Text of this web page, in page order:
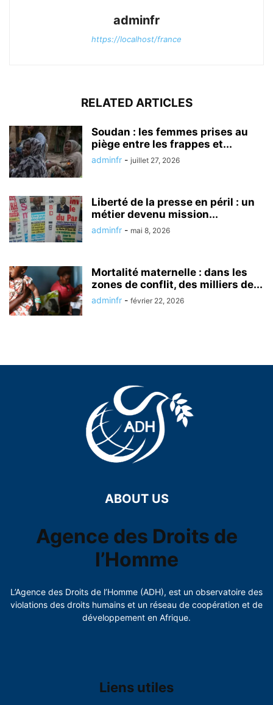
adminfr
https://localhost/france
RELATED ARTICLES
Soudan : les femmes prises au
piège entre les frappes et...
adminfr - juillet 27, 2026
Liberté de la presse en péril : un
métier devenu mission...
adminfr - mai 8, 2026
Mortalité maternelle : dans les
zones de conflit, des milliers de...
adminfr - février 22, 2026
ABOUT US
Agence des Droits de
l’Homme
L’Agence des Droits de l’Homme (ADH), est un observatoire des
violations des droits humains et un réseau de coopération et de
développement en Afrique.
Liens utiles